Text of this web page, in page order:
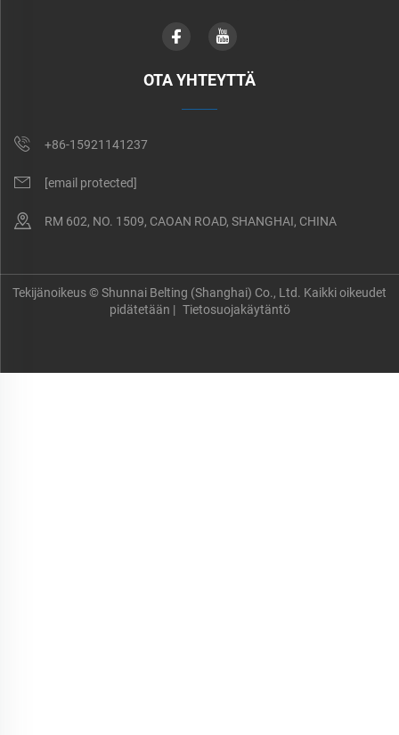
OTA YHTEYTTÄ
+86-15921141237
[email protected]
RM 602, NO. 1509, CAOAN ROAD, SHANGHAI, CHINA
Tekijänoikeus © Shunnai Belting (Shanghai) Co., Ltd. Kaikki oikeudet
pidätetään | Tietosuojakäytäntö